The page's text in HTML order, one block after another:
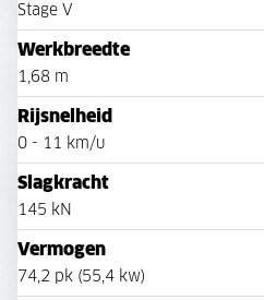
Stage V
Werkbreedte
1,68 m
Rijsnelheid
0 - 11 km/u
Slagkracht
145 kN
Vermogen
74,2 pk (55,4 kw)